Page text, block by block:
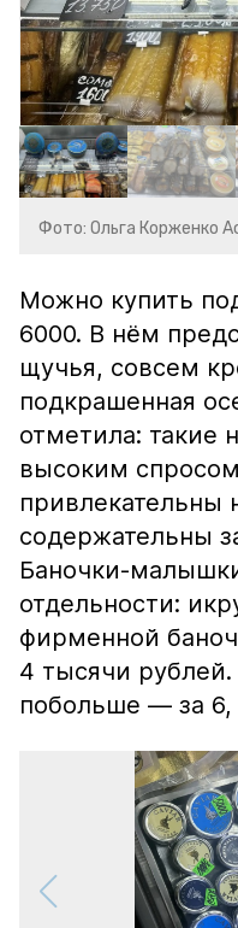
Фото: Ольга Корженко
Можно купить
6000. В нём
щучья, совсем
подкрашенная
отметила: такие
высоким
привлекательны
содержательны
Баночки-
отдельности:
фирменной
4 тысячи
побольше — за 6,